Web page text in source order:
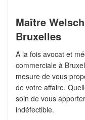
Maître
Bruxelles
A la fois avocat et
commerciale à
mesure de vous
de votre affaire.
soin de vous
indéfectible.